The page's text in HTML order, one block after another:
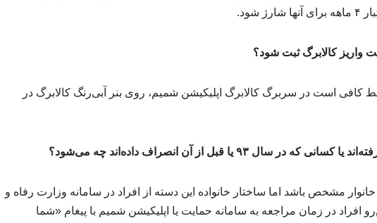
واریز کالابرگ ثبت شود؟
کافی است در سربرگ کالابرگ اپلیکیشن شمیم، روی بنر آبی‌رنگ کالابرگ در
۹۳ یا قبل از آن انصراف داده‌اند چه می‌شود؟
خانوار مشخص باشد اما ساختار خانواده این دسته از افراد در سامانه وزارت رفاه و
در زمان مراجعه به سامانه حمایت یا اپلیکیشن شمیم با پیغام «شما